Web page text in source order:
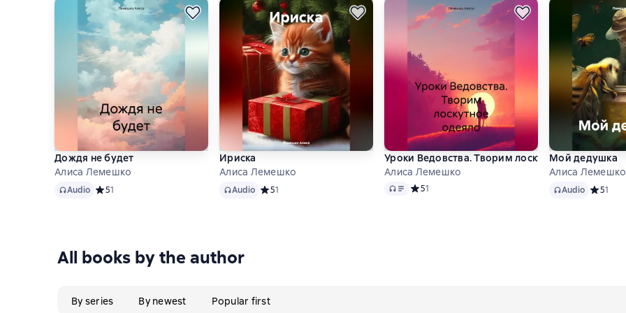
Дождя не будет
Алиса Лемешко
AudioAudio Средний рейтинг 5 на основе 1 оценок
51
Ириска
Алиса Лемешко
AudioAudio Средний рейтинг 5 на основе 1 оценок
51
Уроки Ведовства. Творим лоскутное одеяло
Алиса Лемешко
Audio Средний рейтинг 5 на основе 1 оценок
51
Мой дедушка
Алиса Лемешко
AudioAudio 51
All books by the author
By series By newest Popular first